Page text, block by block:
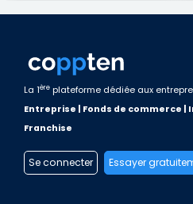
La 1ère plateforme dédiée aux
Entreprise | Fonds de commerce |
Franchise
Se connecter Essayer